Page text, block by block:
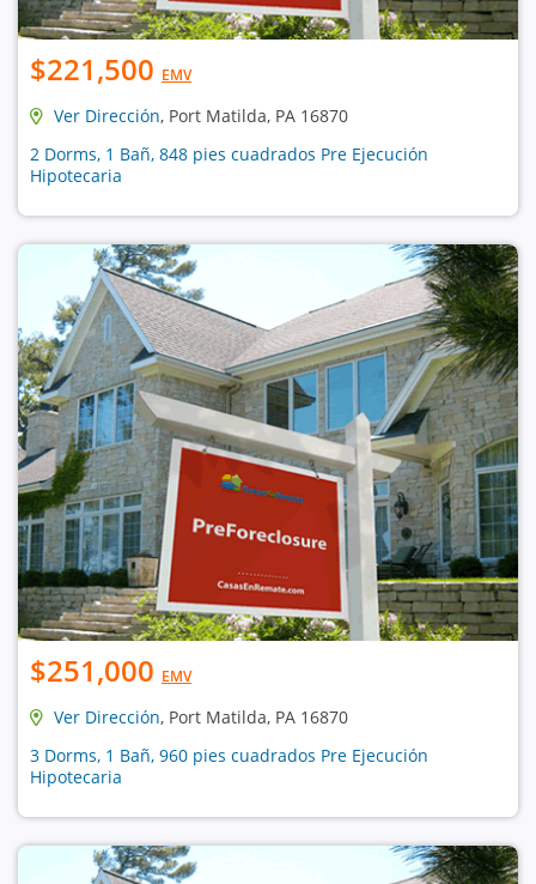
$221,500 EMV
Ver Dirección, Port Matilda, PA 16870
2 Dorms, 1 Bañ, 848 pies cuadrados Pre Ejecución
Hipotecaria
$251,000 EMV
Ver Dirección, Port Matilda, PA 16870
3 Dorms, 1 Bañ, 960 pies cuadrados Pre Ejecución
Hipotecaria